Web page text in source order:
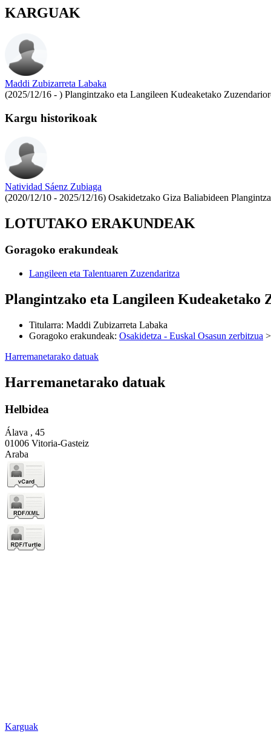
KARGUAK
Maddi Zubizarreta Labaka
(2025/12/16 - ) Plangintzako eta Langileen Kudeaketako
Kargu historikoak
Natividad Sáenz Zubiaga
(2020/12/10 - 2025/12/16) Osakidetzako Giza Baliabideen
LOTUTAKO ERAKUNDEAK
Goragoko erakundeak
Langileen eta Talentuaren Zuzendaritza
Plangintzako eta Langileen Kudeaketako
Titularra: Maddi Zubizarreta Labaka
Goragoko erakundeak: Osakidetza - Euskal Osasun zerbitzua
Harremanetarako datuak
Harremanetarako datuak
Helbidea
Álava , 45
01006 Vitoria-Gasteiz
Araba
Karguak